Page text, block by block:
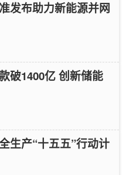
发布助力新能源并网
破1400亿 创新储能
生产“十五五”行动计